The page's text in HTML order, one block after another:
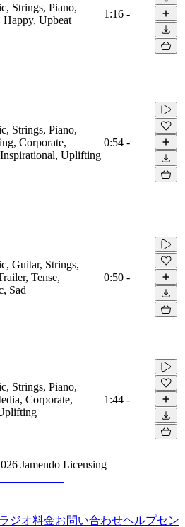
Strings, Piano,
Happy, Upbeat
1:16 -
Strings, Piano,
Corporate,
Uplifting
0:54 -
Guitar, Strings,
Tense,
Sad
0:50 -
Strings, Piano,
Corporate,
1:44 -
Jamendo Licensing
ジオ料金お問い合わせヘルプセン